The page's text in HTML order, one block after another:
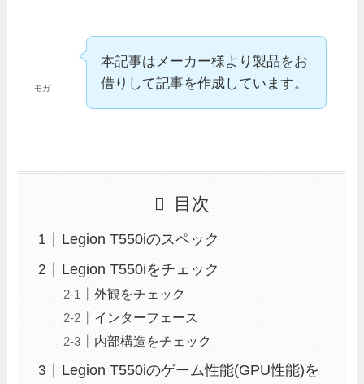
モガ
本記事はメーカー様より製品をお
借りして記事を作成しています。
目次
Legion T550iのスペック
Legion T550iをチェック
外観をチェック
インターフェース
内部構造をチェック
Legion T550iのゲーム性能(GPU性能)を